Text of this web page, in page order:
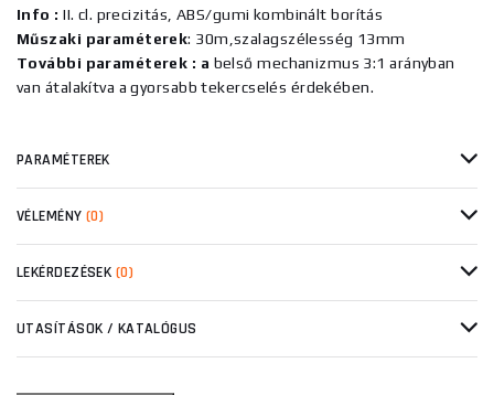
Info : II. cl. precizitás, ABS/gumi kombinált borítás
Műszaki paraméterek: 30m,szalagszélesség 13mm
További paraméterek : a belső mechanizmus 3:1 arányban
van átalakítva a gyorsabb tekercselés érdekében.
PARAMÉTEREK
VÉLEMÉNY (0)
LEKÉRDEZÉSEK (0)
UTASÍTÁSOK / KATALÓGUS